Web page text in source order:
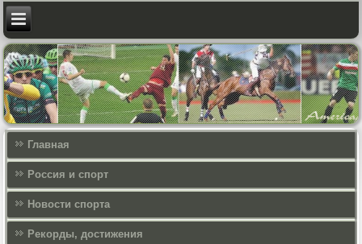
Главная
Россия и спорт
Новости спорта
Рекорды, достижения